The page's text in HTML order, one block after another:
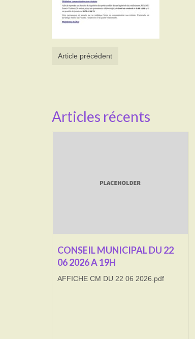
Article précédent
Articles récents
CONSEIL MUNICIPAL DU 22
06 2026 A 19H
AFFICHE CM DU 22 06 2026.pdf